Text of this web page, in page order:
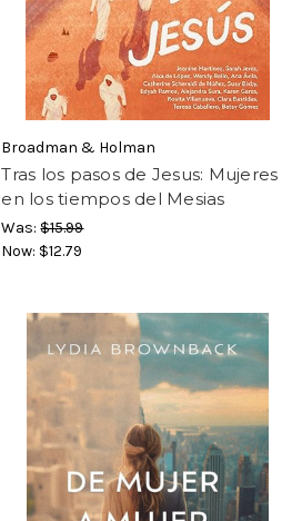
Broadman & Holman
Tras los pasos de Jesus: Mujeres
en los tiempos del Mesias
Was:$15.99
Now: $12.79